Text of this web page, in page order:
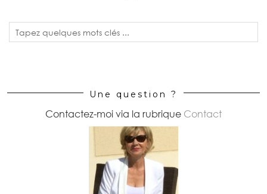
Une question ?
Contactez-moi via la rubrique Contact